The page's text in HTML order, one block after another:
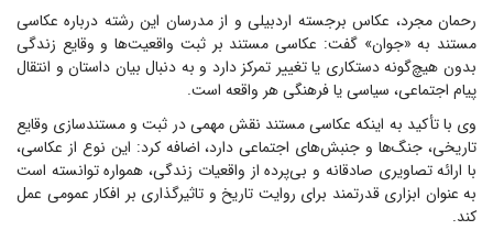
رحمان مجرد، عکاس برجسته اردبیلی و از مدرسان این رشته درباره عکاسی
مستند به «جوان» گفت: عکاسی مستند بر ثبت واقعیت‌ها و وقایع زندگی
بدون هیچ‌گونه دستکاری یا تغییر تمرکز دارد و به دنبال بیان داستان و انتقال
پیام اجتماعی، سیاسی یا فرهنگی هر واقعه است.
وی با تأکید به اینکه عکاسی مستند نقش مهمی در ثبت و مستندسازی وقایع
تاریخی، جنگ‌ها و جنبش‌های اجتماعی دارد، اضافه کرد: این نوع از عکاسی،
با ارائه تصاویری صادقانه و بی‌پرده از واقعیات زندگی، همواره توانسته است
به عنوان ابزاری قدرتمند برای روایت تاریخ و تاثیرگذاری بر افکار عمومی عمل
کند.